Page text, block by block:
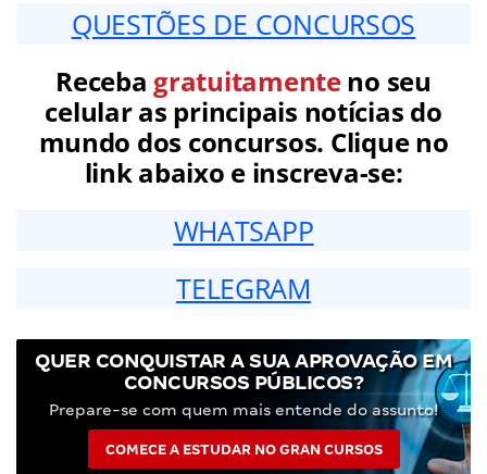
QUESTÕES DE CONCURSOS
Receba gratuitamenteno seu
celular as principais notícias do
mundo dos concursos. Clique no
link abaixo e inscreva-se:
WHATSAPP
TELEGRAM
QUER CONQUISTAR A SUA APROVAÇÃO EM
CONCURSOS PÚBLICOS?
Prepare-se com quem mais entende do assunto!
COMECE A ESTUDAR NO GRAN CURSOS